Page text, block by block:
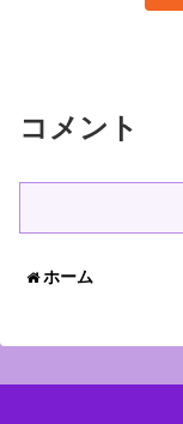
コメント
ホーム